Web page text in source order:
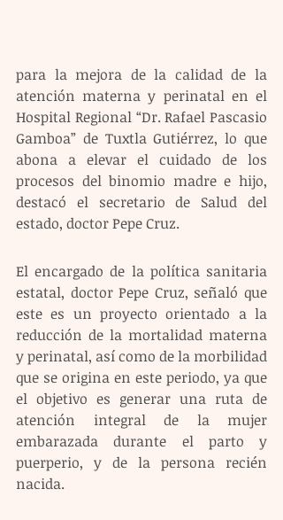
para la mejora de la calidad de la
atención materna y perinatal en el
Hospital Regional “Dr. Rafael Pascasio
Gamboa” de Tuxtla Gutiérrez, lo que
abona a elevar el cuidado de los
procesos del binomio madre e hijo,
destacó el secretario de Salud del
estado, doctor Pepe Cruz.
El encargado de la política sanitaria
estatal, doctor Pepe Cruz, señaló que
este es un proyecto orientado a la
reducción de la mortalidad materna
y perinatal, así como de la morbilidad
que se origina en este periodo, ya que
el objetivo es generar una ruta de
atención integral de la mujer
embarazada durante el parto y
puerperio, y de la persona recién
nacida.